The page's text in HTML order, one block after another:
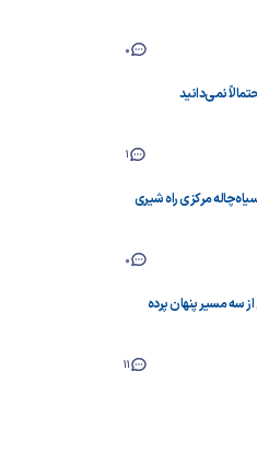
0
1
بادهای ۲۰ هزار ساله سیاه‌چاله مرکزی راه شیری
0
سه مسیر پنهان پرده
11